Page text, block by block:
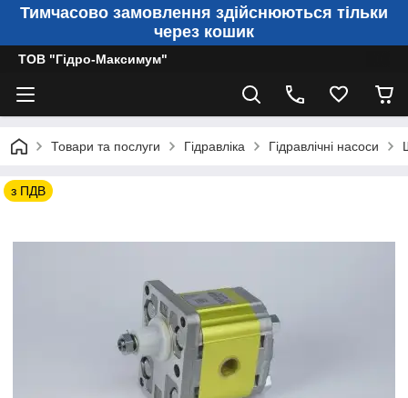
Тимчасово замовлення здійснюються тільки
через кошик
ТОВ "Гідро-Максимум"
Товари та послуги Гідравліка Гідравлічні насоси
з ПДВ